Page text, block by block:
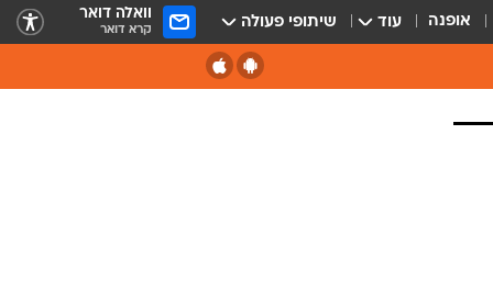
אופנה עוד שיתופי פעולה וואלה דואר
קרא דואר